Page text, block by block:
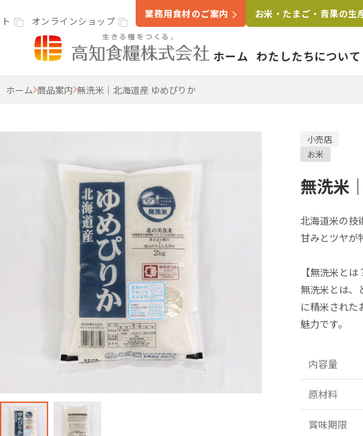
高知食糧株式会社 ホーム わたしたちについて
会社概要
米穀・精米事業
食品卸・販売事業
産直・飲食・食品製造事業
オンラインショップ
業務用食材のご案内 お米・たまご・青果の生
ホーム 商品案内 無洗米｜北海道産 ゆめぴりか
小売店
お米
無洗米
北海道米の技
甘みとツヤが
【無洗米とは
無洗米とは、
に精米された
魅力です。
内容量
原材料
賞味期限